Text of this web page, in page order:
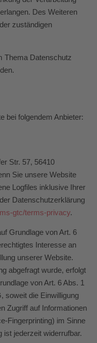
Des Weiteren
zuständigen
Thema Datenschutz
bei folgendem Anbieter:
Str. 57, 56410
Sie unsere Website
Logfiles inklusive Ihrer
Datenschutzerklärung
gtc/terms-privacy.
Grundlage von Art. 6
Interesse an
unserer Website.
abgefragt wurde, erfolgt
von Art. 6 Abs. 1
soweit die Einwilligung
Zugriff auf Informationen
Fingerprinting) im Sinne
jederzeit widerrufbar.